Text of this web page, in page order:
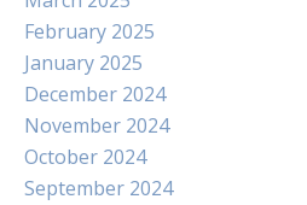
February 2025
January 2025
December 2024
November 2024
October 2024
September 2024